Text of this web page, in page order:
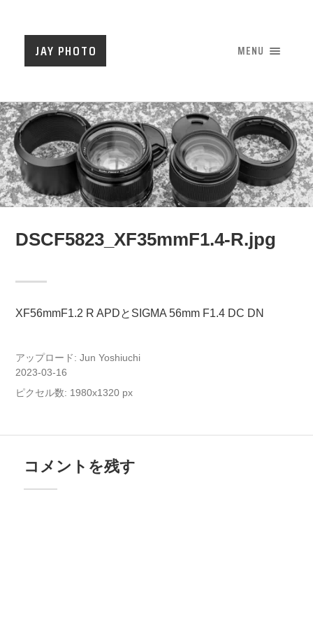
JAY PHOTO MENU
DSCF5823_XF35mmF1.4-R.jpg
XF56mmF1.2 R APDとSIGMA 56mm F1.4 DC DN
アップロード:Jun Yoshiuchi
2023-03-16
ピクセル数: 1980x1320 px
コメントを残す